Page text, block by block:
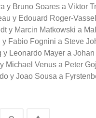
y Bruno Soares a Viktor
y Edouard Roger-
y Marcin Matkowski a
Fabio Fognini a Steve
y Leonardo Mayer a
Michael Venus a Peter
y Joao Sousa a